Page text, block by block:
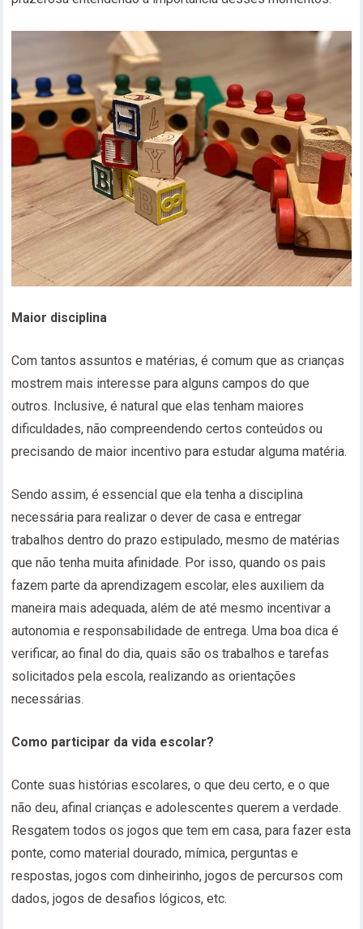
Maior disciplina
Com tantos assuntos e matérias, é comum que as crianças
mostrem mais interesse para alguns campos do que
outros. Inclusive, é natural que elas tenham maiores
dificuldades, não compreendendo certos conteúdos ou
precisando de maior incentivo para estudar alguma matéria.
Sendo assim, é essencial que ela tenha a disciplina
necessária para realizar o dever de casa e entregar
trabalhos dentro do prazo estipulado, mesmo de matérias
que não tenha muita afinidade. Por isso, quando os pais
fazem parte da aprendizagem escolar, eles auxiliem da
maneira mais adequada, além de até mesmo incentivar a
autonomia e responsabilidade de entrega. Uma boa dica é
verificar, ao final do dia, quais são os trabalhos e tarefas
solicitados pela escola, realizando as orientações
necessárias.
Como participar da vida escolar?
Conte suas histórias escolares, o que deu certo, e o que
não deu, afinal crianças e adolescentes querem a verdade.
Resgatem todos os jogos que tem em casa, para fazer esta
ponte, como material dourado, mímica, perguntas e
respostas, jogos com dinheirinho, jogos de percursos com
dados, jogos de desafios lógicos, etc.